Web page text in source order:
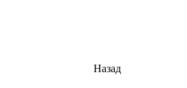
Назад